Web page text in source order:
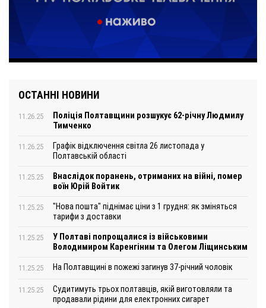
ОСТАННІ НОВИНИ
11.26.25
Поліція Полтавщини розшукує 62-річну Людмилу
Тимченко
11.26.25
Графік відключення світла 26 листопада у
Полтавській області
11.25.25
Внаслідок поранень, отриманих на війні, помер
воїн Юрій Войтик
11.25.25
"Нова пошта" піднімає ціни з 1 грудня: як зміняться
тарифи з доставки
11.25.25
У Полтаві попрощалися із військовими
Володимиром Каренгіним та Олегом Ліщинським
11.25.25 На Полтавщині в пожежі загинув 37-річний чоловік
11.25.25
Судитимуть трьох полтавців, якій виготовляли та
продавали рідини для електронних сигарет